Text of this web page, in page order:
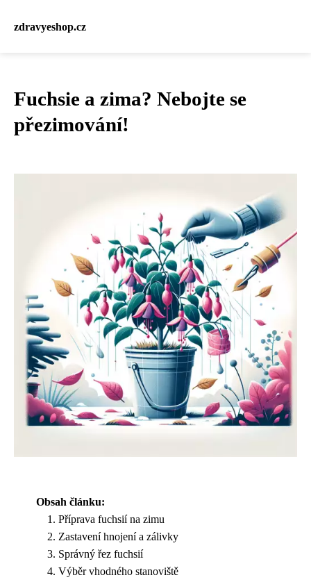
zdravyeshop.cz
Fuchsie a zima? Nebojte se
přezimování!
Obsah článku:
Příprava fuchsií na zimu
Zastavení hnojení a zálivky
Správný řez fuchsií
Výběr vhodného stanoviště